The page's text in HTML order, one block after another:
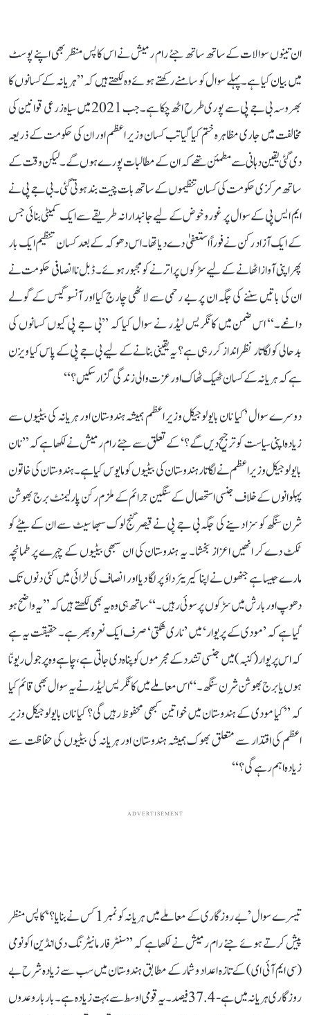
ان تینوں سوالات کے ساتھ ساتھ جئے رام رمیش نے اس کا پس منظر بھی اپنے پوسٹ
میں بیان کیا ہے۔ پہلے سوال کو سامنے رکھتے ہوئے وہ لکھتے ہیں کہ ’’ہریانہ کے کسانوں کا
بھروسہ بی جے پی سے پوری طرح اٹھ چکا ہے۔ جب 2021 میں سیاہ زرعی قوانین کی
مخالفت میں جاری مظاہرہ ختم کیا گیا تب کسان وزیر اعظم اور ان کی حکومت کے ذریعہ
دی گئی یقین دہانی سے مطمئن تھے کہ ان کے مطالبات پورے ہوں گے۔ لیکن وقت کے
ساتھ مرکزی حکومت کی کسان تنظیموں کے ساتھ بات چیت بند ہوتی گئی۔ بی جے پی نے
ایم ایس پی کے سوال پر غور و خوض کے لیے جانبدارانہ طریقے سے ایک کمیٹی بنائی جس
کے ایک آزاد رکن نے فوراً استعفیٰ دے دیا تھا۔ اس دھوکہ کے بعد کسان تنظیم ایک بار
پھر اپنی آواز اٹھانے کے لیے سڑکوں پر اترنے کو مجبور ہوئے۔ ڈبل ناانصافی حکومت نے
ان کی باتیں سننے کی جگہ ان پر بے رحمی سے لاٹھی چارج کیا اور آنسو گیس کے گولے
داغے۔‘‘ اس ضمن میں کانگریس لیڈر نے سوال کیا کہ ’’بی جے پی کیوں کسانوں کی
بدحالی کو لگاتار نظر انداز کر رہی ہے؟ یہ یقینی بنانے کے لیے بی جے پی کے پاس کیا ویزن
ہے کہ ہریانہ کے کسان ٹھیک ٹھاک اور عزت والی زندگی گزار سکیں؟‘‘
دوسرے سوال ’کیا نان بایولوجیکل وزیر اعظم ہمیشہ ہندوستان اور ہریانہ کی بیٹیوں سے
زیادہ اپنی سیاست کو ترجیح دیں گے؟‘ کے تعلق سے جئے رام رمیش نے لکھا ہے کہ ’’نان
بایولوجیکل وزیر اعظم نے لگاتار ہندوستان کی بیٹیوں کو مایوس کیا ہے۔ ہندوستان کی خاتون
پہلوانوں کے خلاف جنسی استحصال کے سنگین جرائم کے ملزم رکن پارلیمنٹ برج بھوشن
شرن سنگھ کو سزا دینے کی جگہ بی جے پی نے قیصر گنج لوک سبھا سیٹ سے ان کے بیٹے کو
ٹکٹ دے کر انھیں اعزاز بخشا۔ یہ ہندوستان کی ان سبھی بیٹیوں کے چہرے پر طمانچہ
مارے جیسا ہے جنھوں نے اپنا کیریئر داؤ پر لگا دیا اور انصاف کی لڑائی میں کئی دنوں تک
دھوپ اور بارش میں سڑکوں پر سوئی رہیں۔‘‘ ساتھ ہی وہ یہ بھی لکھتے ہیں کہ ’’یہ واضح ہو
گیا ہے کہ ’مودی کے پریوار‘ میں ’ناری شکتی‘ صرف ایک نعرہ بھر ہے۔ حقیقت یہ ہے
کہ اس پریوار (کنبہ) میں جنسی تشدد کے مجرموں کو پناہ دی جاتی ہے، چاہے وہ پرجول ریونّا
ہوں یا برج بھوشن شرن سنگھ۔‘‘ اس معاملے میں کانگریس لیڈر نے یہ سوال بھی قائم کیا
کہ ’’کیا مودی کے ہندوستان میں خواتین کبھی محفوظ رہیں گی؟ کیا نان بایولوجیکل وزیر
اعظم کی اقتدار سے متعلق بھوک ہمیشہ ہندوستان اور ہریانہ کی بیٹیوں کی حفاظت سے
زیادہ اہم رہے گی؟‘‘
ADVERTISEMENT
تیسرے سوال ’بے روزگاری کے معاملے میں ہریانہ کو نمبر 1 کس نے بنایا؟‘ کا پس منظر
پیش کرتے ہوئے جئے رام رمیش نے لکھا ہے کہ ’’سنٹر فار مانیٹرنگ دی انڈین اکونومی
(سی ایم آئی ای) کے تازہ اعداد و شمار کے مطابق ہندوستان میں سب سے زیادہ شرح بے
روزگاری ہریانہ میں ہے- 37.4 فیصد۔ یہ قومی اوسط سے بہت زیادہ ہے۔ بار بار وعدوں